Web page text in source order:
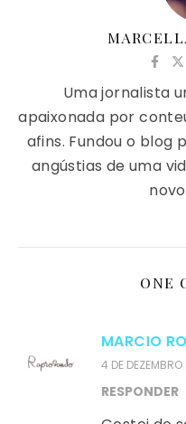
Uma jornalista
apaixonada por
afins. Fundou o blog
angústias de uma
ONE
MARCIO
4 DE
RESPONDER